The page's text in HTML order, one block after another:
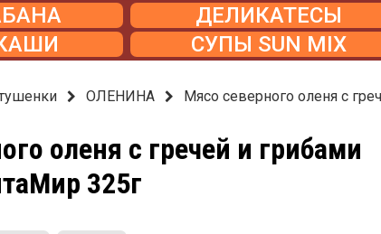
ДЕЛИКАТЕСЫ
СУПЫ SUN MIX
ОЛЕНИНА Мясо северного оленя с
оленя с гречей и грибами
325г